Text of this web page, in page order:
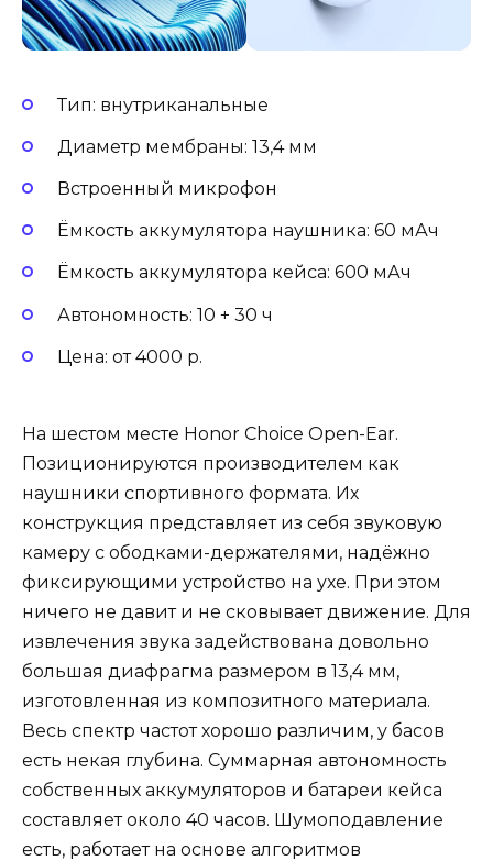
Тип: внутриканальные
Диаметр мембраны: 13,4 мм
Встроенный микрофон
Ёмкость аккумулятора наушника: 60 мАч
Ёмкость аккумулятора кейса: 600 мАч
Автономность: 10 + 30 ч
Цена: от 4000 р.
На шестом месте Honor Choice Open-Ear.
Позиционируются производителем как
наушники спортивного формата. Их
конструкция представляет из себя звуковую
камеру с ободками-держателями, надёжно
фиксирующими устройство на ухе. При этом
ничего не давит и не сковывает движение. Для
извлечения звука задействована довольно
большая диафрагма размером в 13,4 мм,
изготовленная из композитного материала.
Весь спектр частот хорошо различим, у басов
есть некая глубина. Суммарная автономность
собственных аккумуляторов и батареи кейса
составляет около 40 часов. Шумоподавление
есть, работает на основе алгоритмов